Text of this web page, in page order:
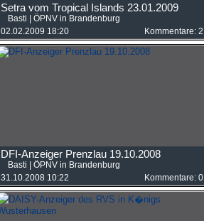
Setra vom Tropical Islands 23.01.2009
Basti
ÖPNV in Brandenburg
02.02.2009 18:20
Kommentare: 2
DFI-Anzeiger Prenzlau 19.10.2008
Basti
ÖPNV in Brandenburg
31.10.2008 10:22
Kommentare: 0